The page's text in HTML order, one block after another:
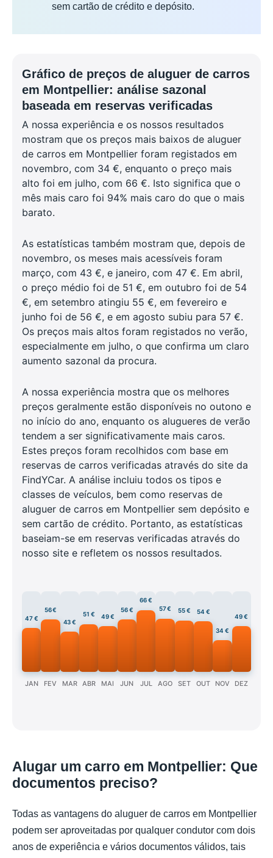
sem cartão de crédito e depósito.
Gráfico de preços de aluguer de carros
em Montpellier: análise sazonal
baseada em reservas verificadas
A nossa experiência e os nossos resultados
mostram que os preços mais baixos de aluguer
de carros em Montpellier foram registados em
novembro, com 34 €, enquanto o preço mais
alto foi em julho, com 66 €. Isto significa que o
mês mais caro foi 94% mais caro do que o mais
barato.
As estatísticas também mostram que, depois de
novembro, os meses mais acessíveis foram
março, com 43 €, e janeiro, com 47 €. Em abril,
o preço médio foi de 51 €, em outubro foi de 54
€, em setembro atingiu 55 €, em fevereiro e
junho foi de 56 €, e em agosto subiu para 57 €.
Os preços mais altos foram registados no verão,
especialmente em julho, o que confirma um claro
aumento sazonal da procura.
A nossa experiência mostra que os melhores
preços geralmente estão disponíveis no outono e
no início do ano, enquanto os alugueres de verão
tendem a ser significativamente mais caros.
Estes preços foram recolhidos com base em
reservas de carros verificadas através do site da
FindYCar. A análise incluiu todos os tipos e
classes de veículos, bem como reservas de
aluguer de carros em Montpellier sem depósito e
sem cartão de crédito. Portanto, as estatísticas
baseiam-se em reservas verificadas através do
nosso site e refletem os nossos resultados.
47 €
JAN
56 €
FEV
43 €
MAR
51 €
ABR
49 €
MAI
56 €
JUN
66 €
JUL
57 €
AGO
55 €
SET
54 €
OUT
34 €
NOV
49 €
DEZ
Alugar um carro em Montpellier: Que
documentos preciso?
Todas as vantagens do aluguer de carros em Montpellier
podem ser aproveitadas por qualquer condutor com dois
anos de experiência e vários documentos válidos, tais